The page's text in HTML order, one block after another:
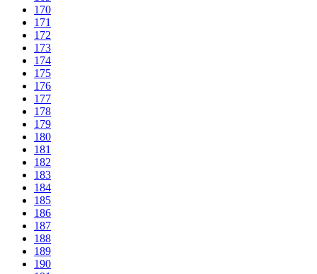
170
171
172
173
174
175
176
177
178
179
180
181
182
183
184
185
186
187
188
189
190